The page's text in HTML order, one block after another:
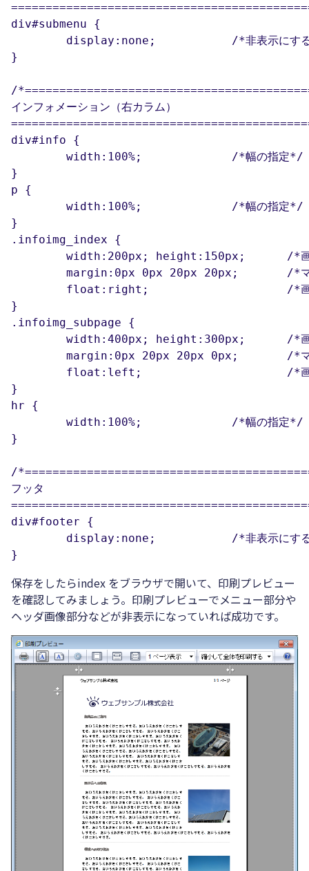
div#submenu {
}
/
インフォメーション（右カラム）
div#info {
}
p {
}
.infoimg_index {
}
.infoimg_subpage {
}
hr {
}
/
フッタ
div#footer {
}
保存をしたらindex をブラウザで開いて、印刷プレビュー
を確認してみましょう。印刷プレビューでメニュー部分や
ヘッダ画像部分などが非表示になっていれば成功です。